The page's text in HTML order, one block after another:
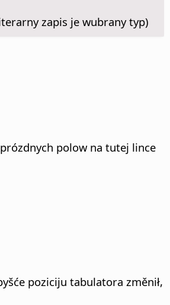
zapis je wubrany typ)
polow na tutej lince
poziciju tabulatora změnił,